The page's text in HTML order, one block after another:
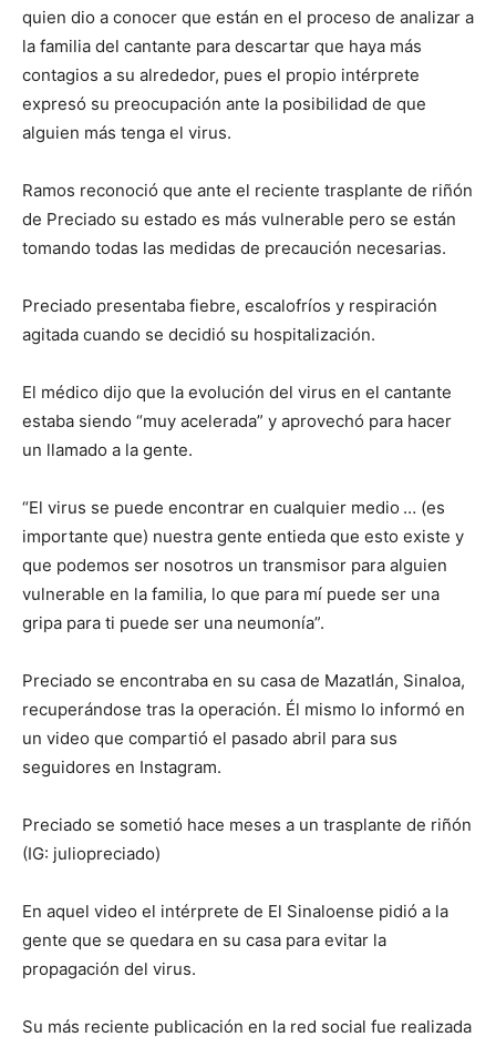
quien dio a conocer que están en el proceso de analizar a
la familia del cantante para descartar que haya más
contagios a su alrededor, pues el propio intérprete
expresó su preocupación ante la posibilidad de que
alguien más tenga el virus.
Ramos reconoció que ante el reciente trasplante de riñón
de Preciado su estado es más vulnerable pero se están
tomando todas las medidas de precaución necesarias.
Preciado presentaba fiebre, escalofríos y respiración
agitada cuando se decidió su hospitalización.
El médico dijo que la evolución del virus en el cantante
estaba siendo “muy acelerada” y aprovechó para hacer
un llamado a la gente.
“El virus se puede encontrar en cualquier medio … (es
importante que) nuestra gente entieda que esto existe y
que podemos ser nosotros un transmisor para alguien
vulnerable en la familia, lo que para mí puede ser una
gripa para ti puede ser una neumonía”.
Preciado se encontraba en su casa de Mazatlán, Sinaloa,
recuperándose tras la operación. Él mismo lo informó en
un video que compartió el pasado abril para sus
seguidores en Instagram.
Preciado se sometió hace meses a un trasplante de riñón
(IG: juliopreciado)
En aquel video el intérprete de El Sinaloense pidió a la
gente que se quedara en su casa para evitar la
propagación del virus.
Su más reciente publicación en la red social fue realizada